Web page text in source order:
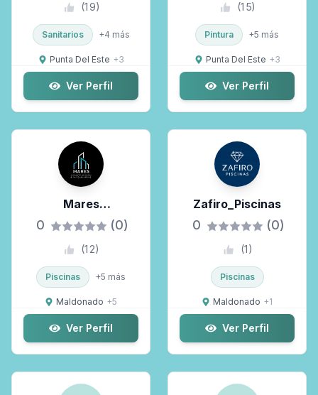
(19)
Sanitarios +4 más
Punta Del Este +3
Ver Perfil
(15)
Pintura +5 más
Punta Del Este +3
Ver Perfil
Mares
Construcción
0 (0)
(12)
Piscinas +5 más
Maldonado +5
Ver Perfil
Zafiro_Piscinas
0 (0)
(1)
Piscinas
Maldonado +1
Ver Perfil